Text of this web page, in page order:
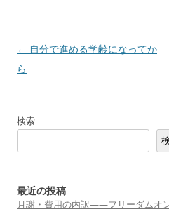
投
稿
ゲ
ョ
ン
← 自分で進める学齢になってか
ら
検索
最近の投稿
月謝・費用の内訳——フリーダムオ